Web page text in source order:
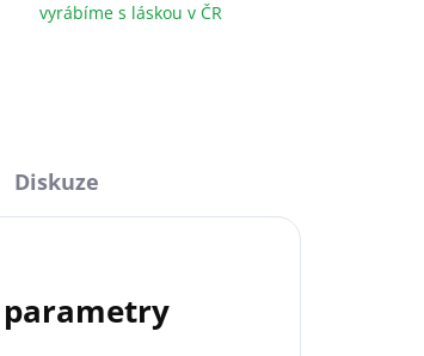
vyrábíme s láskou v ČR
Diskuze